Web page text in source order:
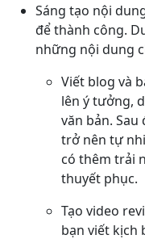
Sáng tạo nội
để thành công.
những nội dung
Viết blog và
lên ý tưởng,
văn bản.
trở nên tự
có thêm trải
thuyết phục.
Tạo video
bạn viết kịch